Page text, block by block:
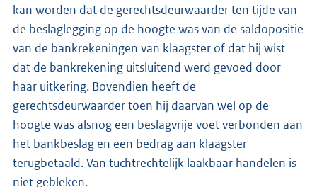
kan worden dat de gerechtsdeurwaarder ten tijde van
de beslaglegging op de hoogte was van de saldopositie
van de bankrekeningen van klaagster of dat hij wist
dat de bankrekening uitsluitend werd gevoed door
haar uitkering. Bovendien heeft de
gerechtsdeurwaarder toen hij daarvan wel op de
hoogte was alsnog een beslagvrije voet verbonden aan
het bankbeslag en een bedrag aan klaagster
terugbetaald. Van tuchtrechtelijk laakbaar handelen is
niet gebleken.